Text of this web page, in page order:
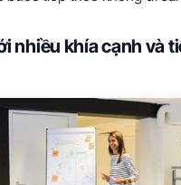
nhiều khía cạnh và